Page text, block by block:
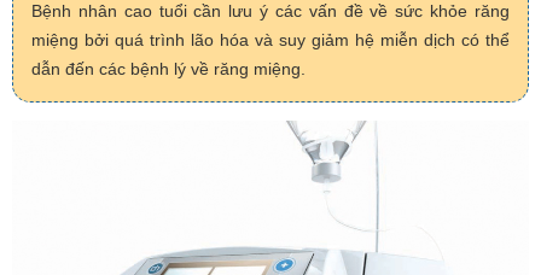
Bệnh nhân cao tuổi cần lưu ý các vấn đề về sức khỏe răng
miệng bởi quá trình lão hóa và suy giảm hệ miễn dịch có thể
dẫn đến các bệnh lý về răng miệng.